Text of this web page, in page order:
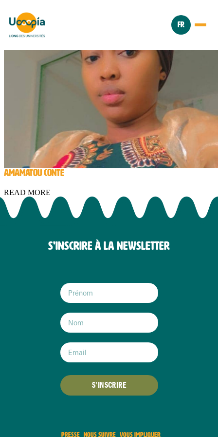
FR
AMAMATOU CONTE
READ MORE
S'INSCRIRE À LA NEWSLETTER
S'INSCRIRE
PRESSE NOUS SUIVRE VOUS IMPLIQUER